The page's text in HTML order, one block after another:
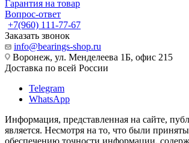
Гарантия на товар
Вопрос-ответ
+7(960) 111-77-67
Заказать звонок
info@bearings-shop.ru
Воронеж, ул. Менделеева 1Б, офис 215
Доставка по всей России
Telegram
WhatsApp
Информация, представленная на сайте,
является. Несмотря на то, что были
обеспечению точности информации,